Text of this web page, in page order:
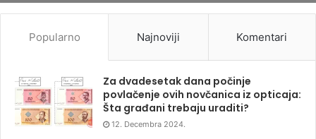
Popularno Najnoviji Komentari
Za dvadesetak dana počinje
povlačenje ovih novčanica iz opticaja:
Šta građani trebaju uraditi?
12. Decembra 2024.